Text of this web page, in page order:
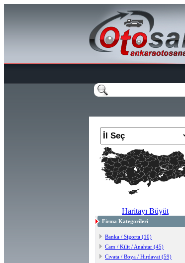
Haritayı Büyüt
Firma Kategorileri
Banka / Sigorta (10)
Cam / Kilit / Anahtar (45)
Cıvata / Boya / Hırdavat (59)